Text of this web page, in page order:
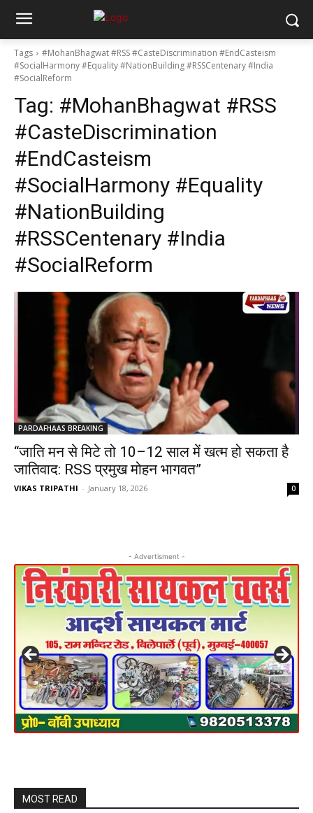
Tags
#MohanBhagwat #RSS #CasteDiscrimination #EndCasteism
#SocialHarmony #Equality #NationBuilding #RSSCentenary #India
#SocialReform
Tag: #MohanBhagwat #RSS
#CasteDiscrimination
#EndCasteism
#SocialHarmony #Equality
#NationBuilding
#RSSCentenary #India
#SocialReform
PARDAFHAAS BREAKING
“जाति मन से मिटे तो 10–12 साल में खत्म हो सकता है
जातिवाद: RSS प्रमुख मोहन भागवत”
VIKAS TRIPATHI - January 18, 2026 0
- Advertisment -
MOST READ